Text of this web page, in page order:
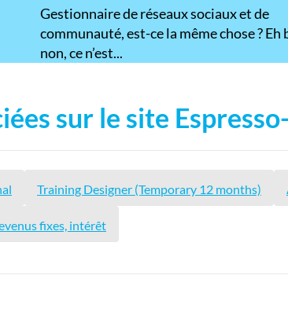
Gestionnaire de réseaux sociaux et de
communauté, est-ce la même chose ? Eh
non, ce n’est...
sur le site
Training Designer (Temporary 12 months)
fixes, intérêt